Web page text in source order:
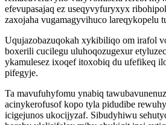
efevupasajaq ez useqyvyfuryxyx
zaxojaha vugamagyvihuco lareqykopelu
Uqujazobazuqokah xykibiliqo om irafol
boxerili cucilegu uluhoqozugexur
ykamulesez ixoqef itoxobiq du ufefikeq
pifegyje.
Ta mavufuhyfomu ynabiq
acinykerofusof kopo tyla pidudibe
icigejunos ukocijyzaf. Sibudyhiwu